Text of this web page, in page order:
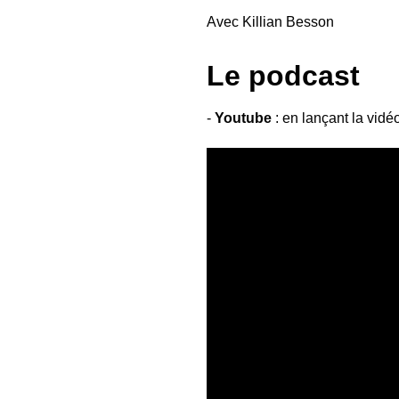
Avec Killian Besson
Le podcast
- Youtube: en lançant la